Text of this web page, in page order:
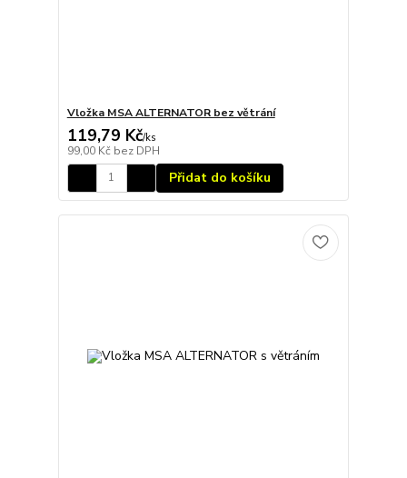
Vložka MSA ALTERNATOR bez větrání
119,79 Kč/ks
99,00 Kč bez DPH
Přidat do košíku